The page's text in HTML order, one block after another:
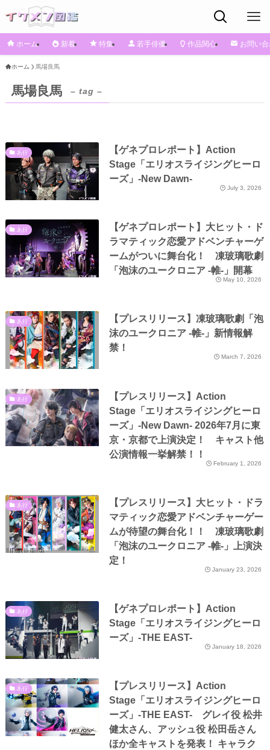
ホーム 新着 特集 若手俳優 作品関心 お問い
ホーム 馬場良馬
馬場良馬 – tag –
あ行
【ゲネプロレポート】Action
Stage「エリオスライジングヒーロ
ーズ」-New Dawn-
July 3, 2026
あ行
【ゲネプロレポート】大ヒット・ド
ラマティック恋愛アドベンチャーゲ
ームがついに舞台化！ 凍玻璃歌劇
「泡沫のユークロニア -帷-」開幕
May 10, 2026
あ行
【プレスリリース】凍玻璃歌劇「泡
沫のユークロニア -帷-」新情報解
禁！
March 7, 2026
あ行
【プレスリリース】Action
Stage「エリオスライジングヒーロ
ーズ」-New Dawn- 2026年7月に東
京・京都で上演決定！ キャスト他
公演情報一挙解禁！！
February 1, 2026
あ行
【プレスリリース】大ヒット・ドラ
マティック恋愛アドベンチャーゲー
ムが待望の舞台化！！ 凍玻璃歌劇
「泡沫のユークロニア -帷-」上演決
定！
January 23, 2026
あ行
【ゲネプロレポート】Action
Stage「エリオスライジングヒーロ
ーズ」-THE EAST-
January 18, 2026
あ行
【プレスリリース】Action
Stage「エリオスライジングヒーロ
ーズ」-THE EAST- グレイ役 松井
健太さん、アッシュ役 松田岳さん
ほか全キャストを発表！ キャラク